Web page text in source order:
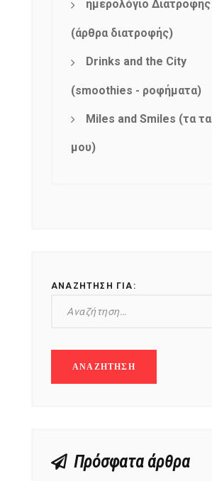
ημερολόγιο Διατροφής
(άρθρα διατροφής)
Drinks and the City
(smoothies - ροφήματα)
Miles and Smiles (τα
μου)
ΑΝΑΖΉΤΗΣΗ ΓΙΑ:
Πρόσφατα άρθρα